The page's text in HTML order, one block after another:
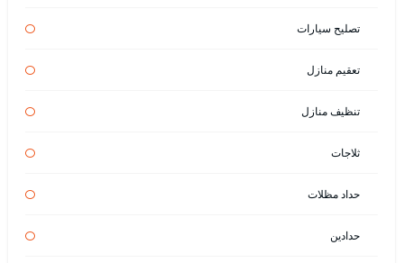
تصليح سيارات
تعقيم منازل
تنظيف منازل
ثلاجات
حداد مظلات
حدادين